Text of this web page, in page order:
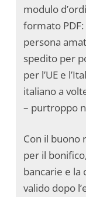
modulo
formato
persona
spedito per
per l’UE e
italiano a
– purtroppo
Con il buono
per il
bancarie e la
valido dopo